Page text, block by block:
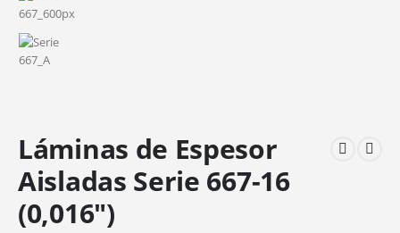
Láminas de Espesor
Aisladas Serie 667-16
(0,016″)